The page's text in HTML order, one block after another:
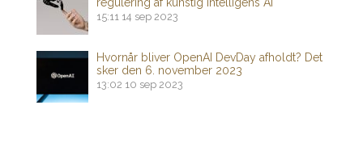
15:11 14 sep 2023
Hvornår bliver OpenAI DevDay afholdt? Det
sker den 6. november 2023
13:02 10 sep 2023